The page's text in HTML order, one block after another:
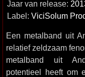
Jaar van release:
Label: ViciSolum
Een metalband uit
relatief zeldzaam
metalband uit
potentieel heeft om